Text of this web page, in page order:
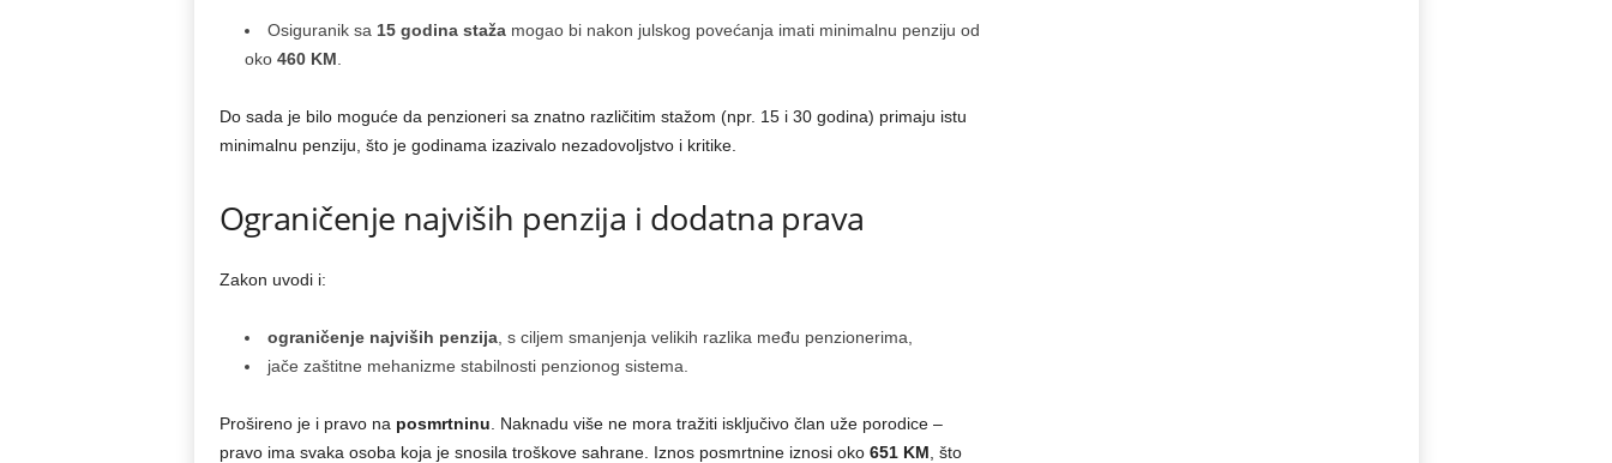
Osiguranik sa 15 godina stažamogao bi nakon julskog povećanja imati minimalnu penziju od
oko 460 KM
Do sada je bilo moguće da penzioneri sa znatno različitim stažom (npr. 15 i 30 godina) primaju istu
minimalnu penziju, što je godinama izazivalo nezadovoljstvo i kritike.
Ograničenje najviših penzija i dodatna prava
Zakon uvodi i:
ograničenje najviših penzija, s ciljem smanjenja velikih razlika među penzionerima,
jače zaštitne mehanizme stabilnosti penzionog sistema.
Prošireno je i pravo na posmrtninu . Naknadu više ne mora tražiti isključivo član uže porodice –
pravo ima svaka osoba koja je snosila troškove sahrane. Iznos posmrtnine iznosi oko 651 KM , što